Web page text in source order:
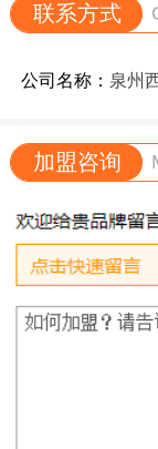
联系方式
公司名称： 泉州
加盟咨询